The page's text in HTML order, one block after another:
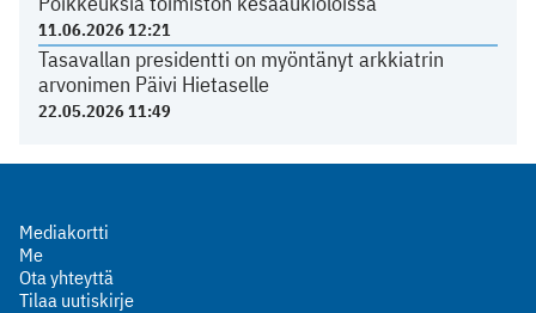
11.06.2026 12:21
Tasavallan presidentti on myöntänyt arkkiatrin
arvonimen Päivi Hietaselle
22.05.2026 11:49
Mediakortti
Me
Ota yhteyttä
Tilaa uutiskirje